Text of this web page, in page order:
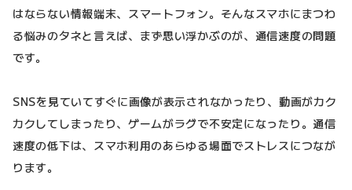
はならない情報端末、スマートフォン。そんなスマホにまつわ
る悩みのタネと言えば、まず思い浮かぶのが、通信速度の問題
です。
SNSを見ていてすぐに画像が表示されなかったり、動画がカク
カクしてしまったり、ゲームがラグで不安定になったり。通信
速度の低下は、スマホ利用のあらゆる場面でストレスにつなが
ります。